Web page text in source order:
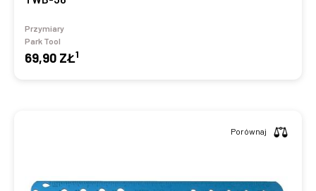
Przymiary
Park Tool
69,90 ZŁ1
Porównaj